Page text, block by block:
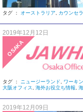
タグ ： オーストラリア, カウンセ
2019年12月12日
OSAKA
タグ ： ニュージーランド, ワーキ
大阪オフィス, 海外お役立ち情報,
2019年12月09日